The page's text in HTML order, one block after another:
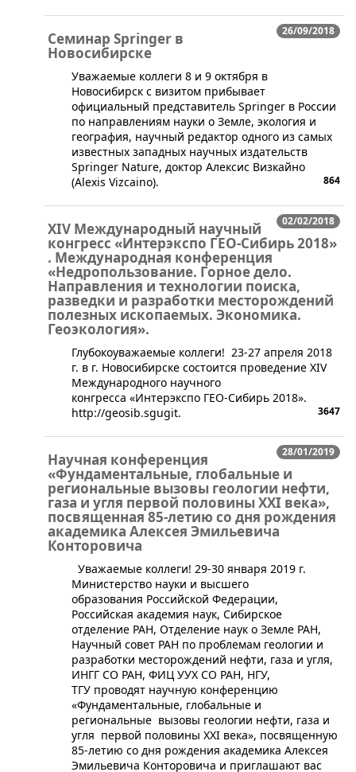
26/09/2018
Семинар Springer в
Новосибирске
​​Уважаемые коллеги 8 и 9 октября в
Новосибирск с визитом прибывает
официальный представитель Springer в России
по направлениям науки о Земле, экология и
география, научный редактор одного из самых
известных западных научных издательств
Springer Nature, доктор Алексис Визкайно
(Alexis Vizcaino).
864
02/02/2018
XIV Международный научный
конгресс «Интерэкспо ГЕО-Сибирь 2018»​
. Международная конференция
«Недропользование. Горное дело.
Направления и технологии поиска,
разведки и разработки месторождений
полезных ископаемых. Экономика.
Геоэкология».
​​​​​Глубокоуважаемые коллеги! 23-27 апреля 2018
г. в г. Новосибирске состоится проведение XIV
Международного научного
конгресса «Интерэкспо ГЕО-Сибирь 2018». ​
http://geosib.sgugit.
3647
28/01/2019
Научная конференция
«Фундаментальные, глобальные и
региональные вызовы геологии нефти,
газа и угля первой половины XXI века»,
посвященная 85-летию со дня рождения
академика Алексея Эмильевича
Конторовича
​​​ Уважаемые коллеги! 29-30 января 2019 г.
Министерство науки и высшего
образования Российской Федерации,
Российская академия наук, Сибирское
отделение РАН, Отделение наук о Земле РАН,
Научный совет РАН по проблемам геологии и
разработки месторождений нефти, газа и угля,
ИНГГ СО РАН, ФИЦ УУХ СО РАН, НГУ,
ТГУ проводят научную конференцию
«Фундаментальные, глобальные и
региональные вызовы геологии нефти, газа и
угля первой половины XXI века», посвященную
85-летию со дня рождения академика Алексея
Эмильевича Конторовича и приглашают вас